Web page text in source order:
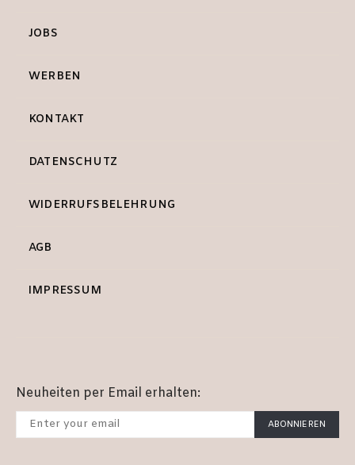
JOBS
WERBEN
KONTAKT
DATENSCHUTZ
WIDERRUFSBELEHRUNG
AGB
IMPRESSUM
Neuheiten per Email erhalten:
ABONNIEREN